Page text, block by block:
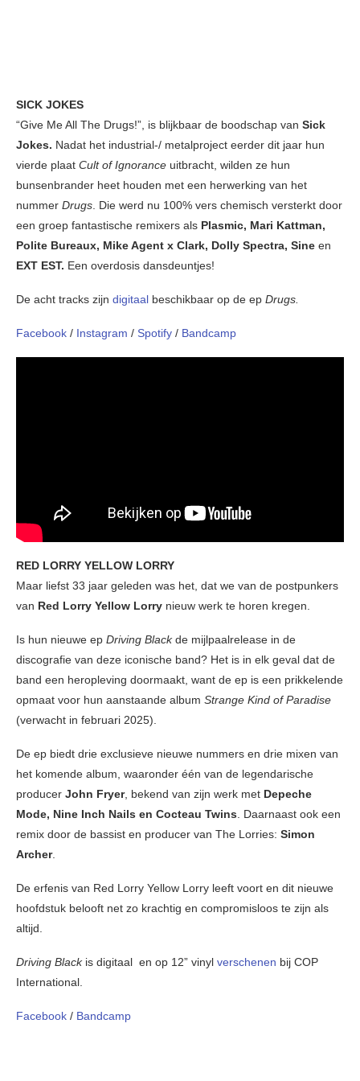
SICK JOKES
“Give Me All The Drugs!”, is blijkbaar de boodschap van Sick
Jokes. Nadat het industrial-/ metalproject eerder dit jaar hun
vierde plaat Cult of Ignorance uitbracht, wilden ze hun
bunsenbrander heet houden met een herwerking van het
nummer Drugs. Die werd nu 100% vers chemisch versterkt door
een groep fantastische remixers als Plasmic, Mari Kattman,
Polite Bureaux, Mike Agent x Clark, Dolly Spectra, Sine en
EXT EST. Een overdosis dansdeuntjes!
De acht tracks zijn digitaal beschikbaar op de ep Drugs.
Facebook / Instagram / Spotify / Bandcamp
RED LORRY YELLOW LORRY
Maar liefst 33 jaar geleden was het, dat we van de postpunkers
van Red Lorry Yellow Lorry nieuw werk te horen kregen.
Is hun nieuwe ep Driving Blackde mijlpaalrelease in de
discografie van deze iconische band? Het is in elk geval dat de
band een heropleving doormaakt, want de ep is een prikkelende
opmaat voor hun aanstaande album Strange Kind of Paradise
(verwacht in februari 2025).
De ep biedt drie exclusieve nieuwe nummers en drie mixen van
het komende album, waaronder één van de legendarische
producer John Fryer, bekend van zijn werk met Depeche
Mode, Nine Inch Nails en Cocteau Twins . Daarnaast ook een
remix door de bassist en producer van The Lorries: Simon
Archer.
De erfenis van Red Lorry Yellow Lorry leeft voort en dit nieuwe
hoofdstuk belooft net zo krachtig en compromisloos te zijn als
altijd.
Driving Blackis digitaal en op 12” vinyl verschenen bij COP
International.
Facebook / Bandcamp